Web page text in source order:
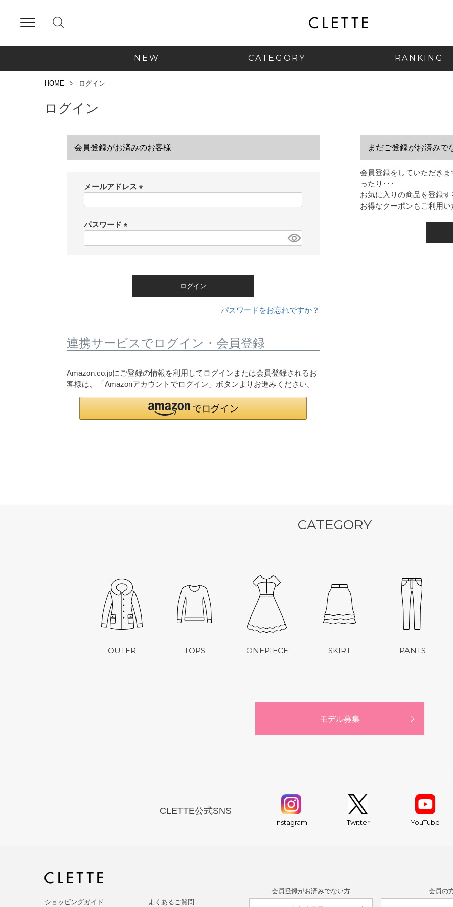
NEW CATEGORY RANKING
HOME ログイン
ログイン
会員登録がお済みのお客様
メールアドレス
パスワード
ログイン
パスワードをお忘れですか？
連携サービスでログイン・会員登録
Amazon.co.jpにご登録の情報を利用してログインまたは会員登録されるお
客様は、「Amazonアカウントでログイン」ボタンよりお進みください。
まだご登録がお済みで
会員登録をしていただき
ったり･･･
お気に入りの商品を登録
お得なクーポンもご利用
CATEGORY
OUTER TOPS ONEPIECE SKIRT PANTS
モデル募集
CLETTE公式SNS
Instagram Twitter YouTube
会員登録がお済みでない方 会員の
ショッピングガイド よくあるご質問